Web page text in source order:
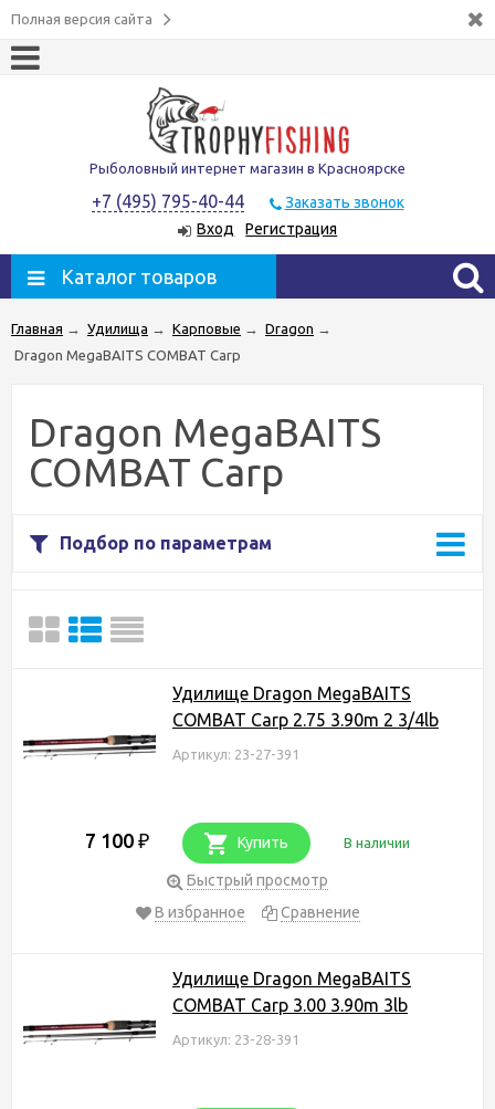
Полная версия сайта
Рыболовный интернет магазин в Красноярске
+7 (495) 795-40-44
Заказать звонок
Вход
Регистрация
Каталог товаров
Главная → Удилища → Карповые → Dragon →
Dragon MegaBAITS COMBAT Carp
Dragon MegaBAITS
COMBAT Carp
Подбор по параметрам
Удилище Dragon MegaBAITS
COMBAT Carp 2.75 3.90m 2 3/4lb
Артикул: 23-27-391
7 100 ₽ Купить В наличии
Быстрый просмотр
В избранное
Сравнение
Удилище Dragon MegaBAITS
COMBAT Carp 3.00 3.90m 3lb
Артикул: 23-28-391